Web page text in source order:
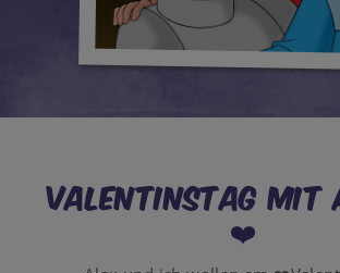
Valentinstag mit
❤️